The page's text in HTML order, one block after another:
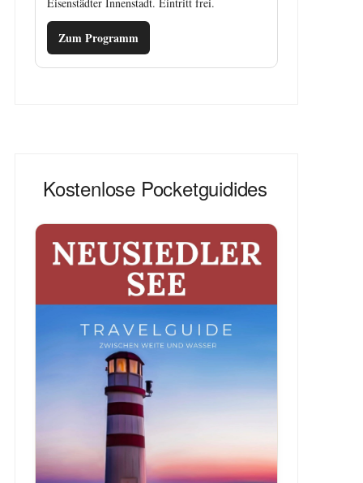
Zum Programm
Kostenlose Pocketguidides